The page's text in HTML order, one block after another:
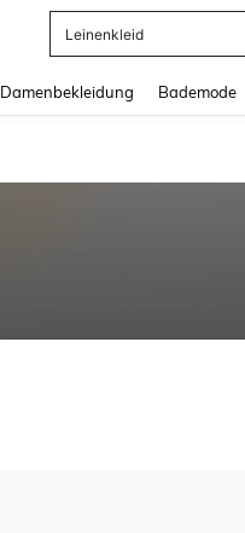
Leinenkleid
Damenbekleidung Bademode